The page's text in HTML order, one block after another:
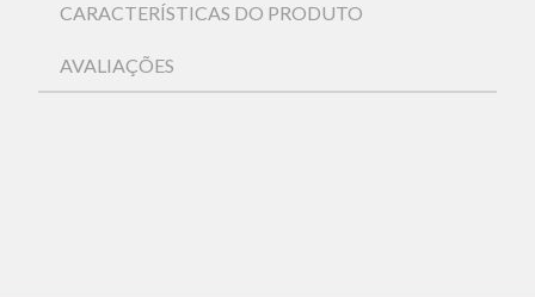
CARACTERÍSTICAS DO PRODUTO
AVALIAÇÕES